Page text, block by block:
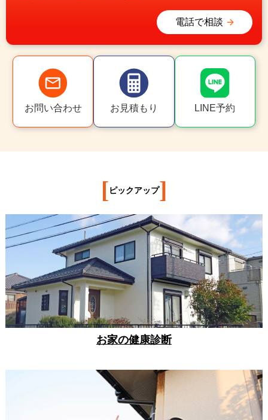
電話で相談
お問い合わせ お見積もり LINE予約
[ ピックアップ]
お家の健康診断